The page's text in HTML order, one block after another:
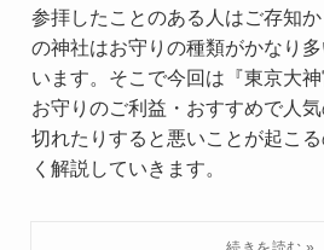
参拝したことのある人はご存知
の神社はお守りの種類がかなり
います。そこで今回は『東京大
お守りのご利益・おすすめで人
切れたりすると悪いことが起こ
く解説していきます。